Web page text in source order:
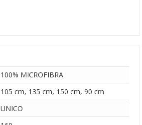
100% MICROFIBRA
105 cm, 135 cm, 150 cm, 90 cm
UNICO